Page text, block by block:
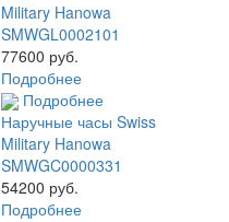
Military Hanowa
SMWGL0002101
77600 руб.
Подробнее
Подробнее
Наручные часы Swiss
Military Hanowa
SMWGC0000331
54200 руб.
Подробнее